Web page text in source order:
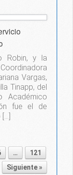
Robin, y la
Vargas,
Tinapp, del
Académico
fue el de
…
121
Siguiente »